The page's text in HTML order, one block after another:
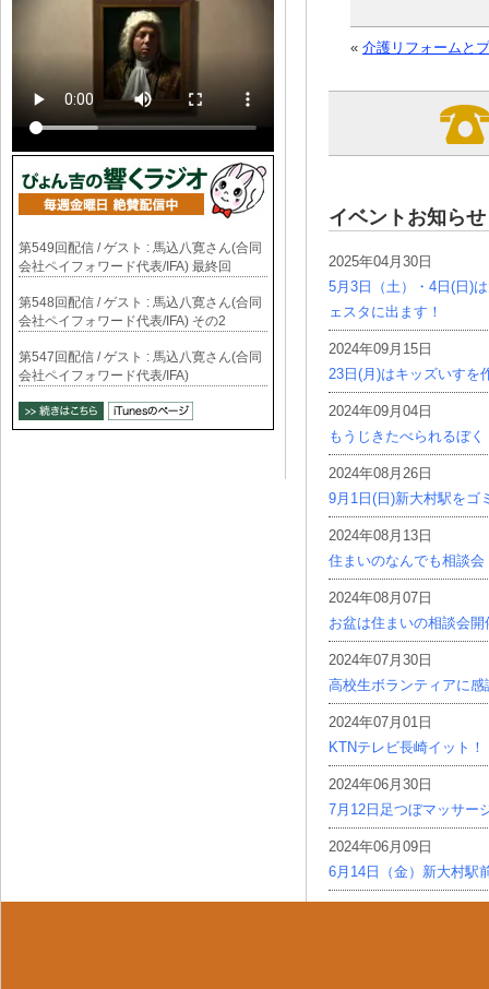
« 介護リフォームと
イベントお知らせ
2025年04月30日
5月3日（土）・4日(日)
ェスタに出ます！
2024年09月15日
23日(月)はキッズいすを
2024年09月04日
もうじきたべられるぼく
2024年08月26日
9月1日(日)新大村駅をゴ
2024年08月13日
住まいのなんでも相談会
2024年08月07日
お盆は住まいの相談会開
2024年07月30日
高校生ボランティアに感
2024年07月01日
KTNテレビ長崎イット！
2024年06月30日
7月12日足つぼマッサー
2024年06月09日
6月14日（金）新大村駅
第549回配信 / ゲスト : 馬込八寛さん(合同
会社ペイフォワード代表/IFA) 最終回
第548回配信 / ゲスト : 馬込八寛さん(合同
会社ペイフォワード代表/IFA) その2
第547回配信 / ゲスト : 馬込八寛さん(合同
会社ペイフォワード代表/IFA)